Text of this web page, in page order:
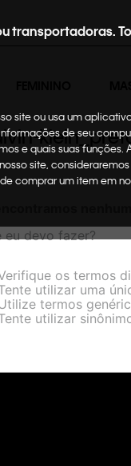
transportadoras.
site ou usa um
de seu
e quais suas
site,
comprar um item em
eu devo fazer?
os termos
utilizar uma
termos
utilizar